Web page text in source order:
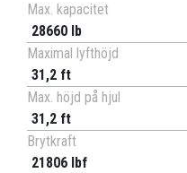
Max. kapacitet
28660 lb
Maximal lyfthöjd
31,2 ft
Max. höjd på hjul
31,2 ft
Brytkraft
21806 lbf